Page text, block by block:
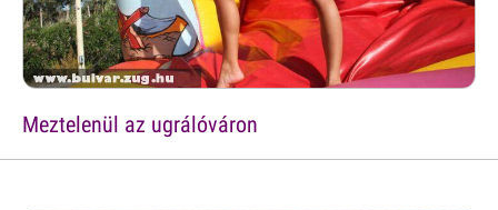
Meztelenül az ugrálóváron